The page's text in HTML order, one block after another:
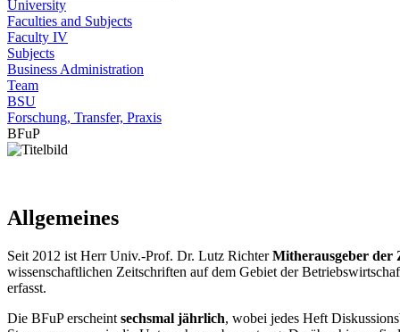
University
Faculties and Subjects
Faculty IV
Subjects
Business Administration
Team
BSU
Forschung, Transfer, Praxis
BFuP
Allgemeines
Seit 2012 ist Herr Univ.-Prof. Dr. Lutz RichterMitherausgeber der
wissenschaftlichen Zeitschriften auf dem Gebiet der
erfasst.
Die BFuP erscheint sechsmal jährlich, wobei jedes Heft